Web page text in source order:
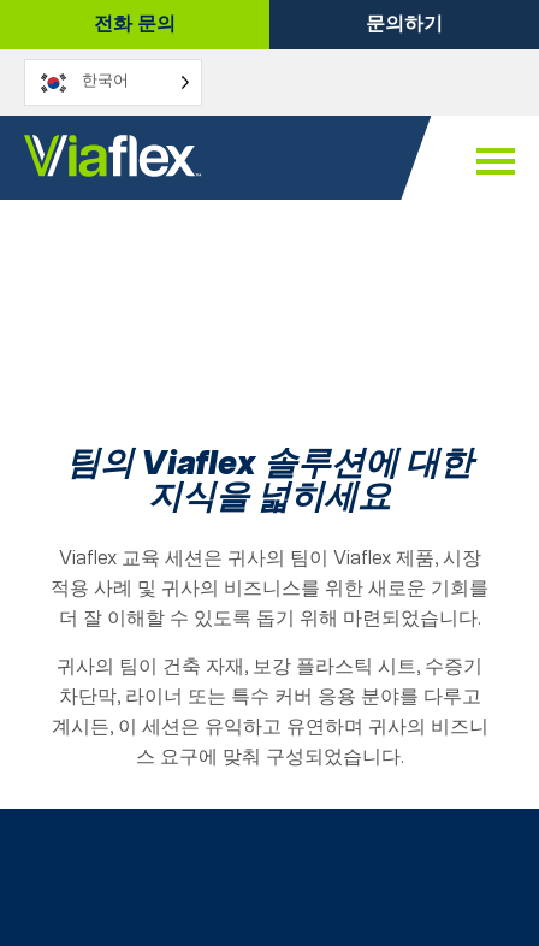
전화 문의 문의하기
한국어
팀의 Viaflex 솔루션에 대한
지식을 넓히세요
Viaflex 교육 세션은 귀사의 팀이 Viaflex 제품, 시장
적용 사례 및 귀사의 비즈니스를 위한 새로운 기회를
더 잘 이해할 수 있도록 돕기 위해 마련되었습니다.
귀사의 팀이 건축 자재, 보강 플라스틱 시트, 수증기
차단막, 라이너 또는 특수 커버 응용 분야를 다루고
계시든, 이 세션은 유익하고 유연하며 귀사의 비즈니
스 요구에 맞춰 구성되었습니다.